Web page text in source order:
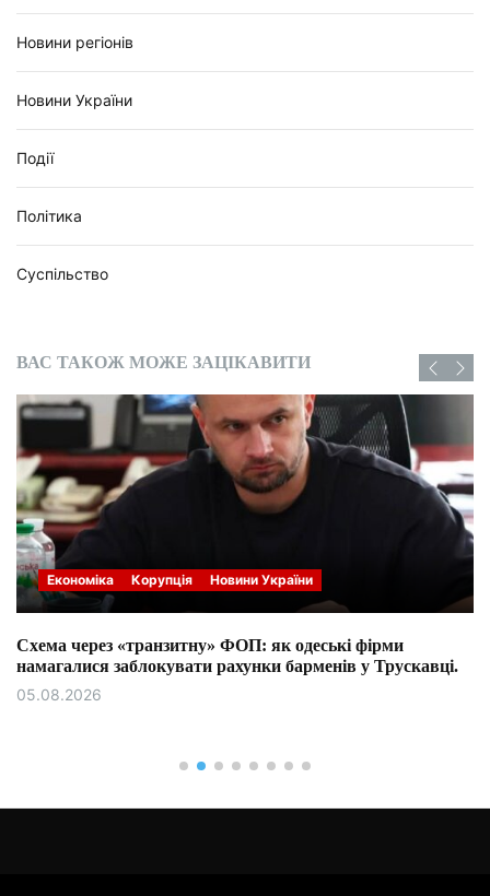
Новини регіонів
Новини України
Події
Політика
Суспільство
ВАС ТАКОЖ МОЖЕ ЗАЦІКАВИТИ
Економіка Корупція Новини України
Схема через «транзитну» ФОП: як одеські фірми
намагалися заблокувати рахунки барменів у Трускавці.
05.08.2026